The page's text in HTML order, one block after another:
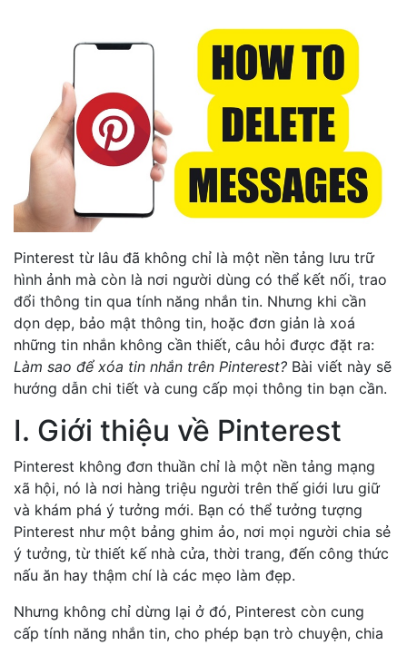
Pinterest từ lâu đã không chỉ là một nền tảng lưu trữ
hình ảnh mà còn là nơi người dùng có thể kết nối, trao
đổi thông tin qua tính năng nhắn tin. Nhưng khi cần
dọn dẹp, bảo mật thông tin, hoặc đơn giản là xoá
những tin nhắn không cần thiết, câu hỏi được đặt ra:
Làm sao để xóa tin nhắn trên Pinterest? Bài viết này sẽ
hướng dẫn chi tiết và cung cấp mọi thông tin bạn cần.
I. Giới thiệu về Pinterest
Pinterest không đơn thuần chỉ là một nền tảng mạng
xã hội, nó là nơi hàng triệu người trên thế giới lưu giữ
và khám phá ý tưởng mới. Bạn có thể tưởng tượng
Pinterest như một bảng ghim ảo, nơi mọi người chia sẻ
ý tưởng, từ thiết kế nhà cửa, thời trang, đến công thức
nấu ăn hay thậm chí là các mẹo làm đẹp.
Nhưng không chỉ dừng lại ở đó, Pinterest còn cung
cấp tính năng nhắn tin, cho phép bạn trò chuyện, chia